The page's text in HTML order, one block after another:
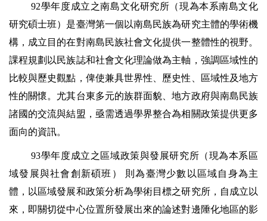
92學年度成立之南島文化研究所（現為本系南島文化
研究碩士班）是臺灣第一個以南島民族為研究主體的學術機
構，成立目的在對南島民族社會文化提供一整體性的視野。
課程規劃以民族誌和社會文化理論做為主軸，強調區域性的
比較與歷史觀點，俾使兼具世界性、歷史性、區域性及地方
性的關懷。尤其台東多元的族群面貌、地方政府與南島民族
諸國的交流與結盟，亟需透過學界整合為相關政策提供更多
面向的資訊。
93學年度成立之區域政策與發展研究所（現為本系區
域發展與社會創新碩班）
則為臺灣少數以區域自身為主
體，以區域發展和政策分析為學術目標之研究所，自成立以
來，即關切從中心位置所發展出來的論述對邊陲化地區的影